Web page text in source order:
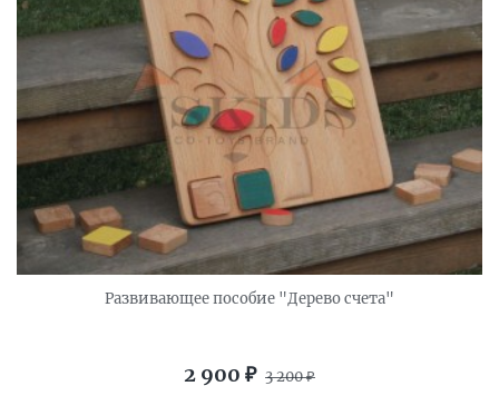
Развивающее пособие "Дерево счета"
2 900 ₽ 3 200₽